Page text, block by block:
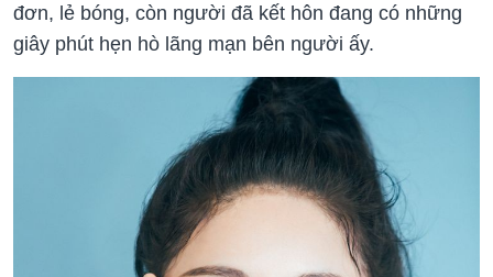
đơn, lẻ bóng, còn người đã kết hôn đang có những
giây phút hẹn hò lãng mạn bên người ấy.